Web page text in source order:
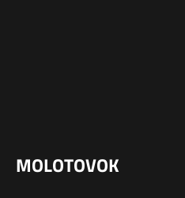
MOLOTOVOK